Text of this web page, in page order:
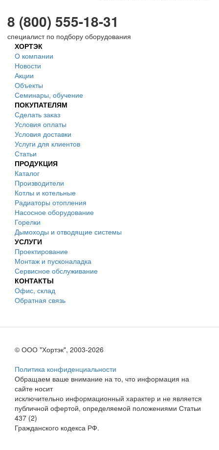
8 (800) 555-18-31
специалист по подбору оборудования
ХОРТЭК
О компании
Новости
Акции
Объекты
Семинары, обучение
ПОКУПАТЕЛЯМ
Сделать заказ
Условия оплаты
Условия доставки
Услуги для клиентов
Статьи
ПРОДУКЦИЯ
Каталог
Производители
Котлы и котельные
Радиаторы отопления
Насосное оборудование
Горелки
Дымоходы и отводящие системы
УСЛУГИ
Проектирование
Монтаж и пусконаладка
Сервисное обслуживание
КОНТАКТЫ
Офис, склад
Обратная связь
© ООО "Хортэк", 2003-2026
Политика конфиденциальности
Обращаем ваше внимание на то, что информация на
сайте носит
исключительно информационный характер и не является
публичной офертой, определяемой положениями Статьи
437 (2)
Гражданского кодекса РФ.